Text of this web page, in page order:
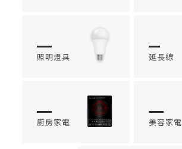
照明燈具 延長線
廚房家電 美容家電